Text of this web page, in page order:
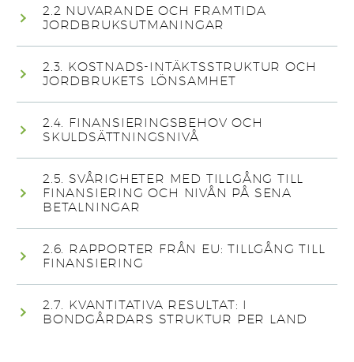
2.2 NUVARANDE OCH FRAMTIDA
JORDBRUKSUTMANINGAR
2.3. KOSTNADS-INTÄKTSSTRUKTUR OCH
JORDBRUKETS LÖNSAMHET
2.4. FINANSIERINGSBEHOV OCH
SKULDSÄTTNINGSNIVÅ
2.5. SVÅRIGHETER MED TILLGÅNG TILL
FINANSIERING OCH NIVÅN PÅ SENA
BETALNINGAR
2.6. RAPPORTER FRÅN EU: TILLGÅNG TILL
FINANSIERING
2.7. KVANTITATIVA RESULTAT: I
BONDGÅRDARS STRUKTUR PER LAND